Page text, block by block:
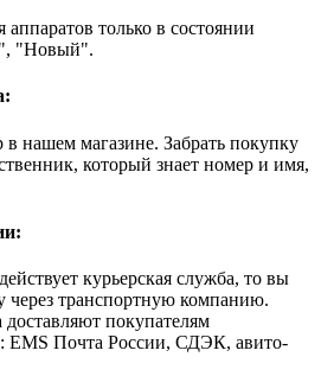
аппаратов только в состоянии
"Новый".
в нашем магазине. Забрать покупку
который знает номер и имя,
курьерская служба, то вы
через транспортную компанию.
покупателям
EMS Почта России, СДЭК, авито-